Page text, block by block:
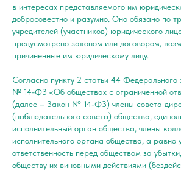
в интересах представляемого им
добросовестно и разумно. Оно обязано по
учредителей (участников) юридического
предусмотрено законом или договором,
причиненные им юридическому лицу.
Согласно пункту 2 статьи 44
№ 14-ФЗ «Об обществах с ограниченной
(далее – Закон № 14-ФЗ) члены совета
(наблюдательного совета) общества,
исполнительный орган общества, члены
исполнительного органа общества, а равно
ответственность перед обществом за
обществу их виновными действиями